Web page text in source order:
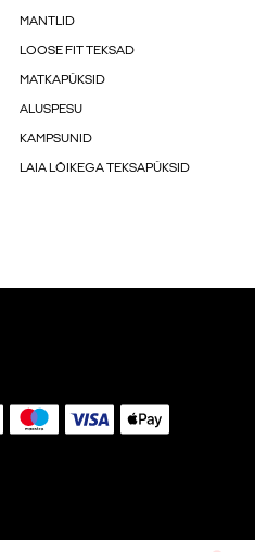
MANTLID
LOOSE FIT TEKSAD
MATKAPÜKSID
ALUSPESU
KAMPSUNID
LAIA LÕIKEGA TEKSAPÜKSID